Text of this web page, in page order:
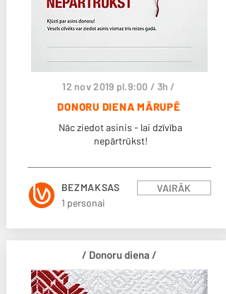
1 personai
BEZMAKSAS
DONORU DIENA MĀRUPĒ
Nāc ziedot asinis - lai dzīvība
nepārtrūkst!
VAIRĀK
12 nov 2019 pl.9:00 / 3h /
/ Donoru diena /